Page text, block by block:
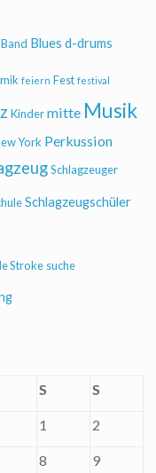
Blues d-drums
feiern Fest festival
Kinder mitte Musik
York Perkussion
Schlagzeuger
Schlagzeugschüler
Stroke suche
S S
1 2
8 9